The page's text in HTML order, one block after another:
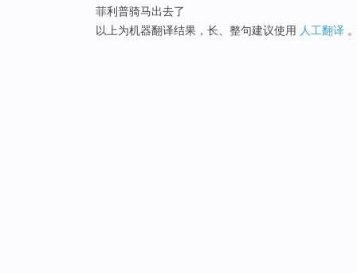
菲利普骑马出去了
以上为机器翻译结果，长、整句建议使用 人工翻译